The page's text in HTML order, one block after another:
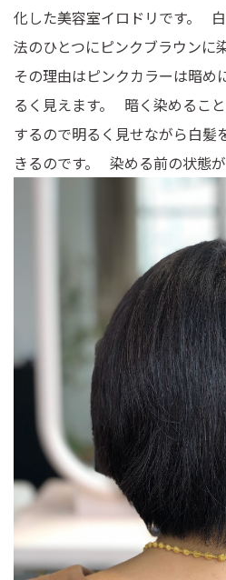
化した美容室イロドリです。
法のひとつにピンクブラウンに
その理由はピンクカラーは暗め
るく見えます。 暗く染めるこ
するので明るく見せながら白髪
きるのです。 染める前の状態